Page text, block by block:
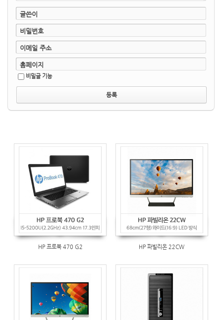
글쓴이
비밀번호
이메일 주소
홈페이지
비밀글 기능
HP 프로북 470 G2 HP 파빌리온 22CW